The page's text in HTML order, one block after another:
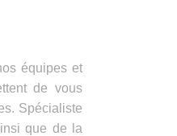
équipes et
de vous
Spécialiste
que de la